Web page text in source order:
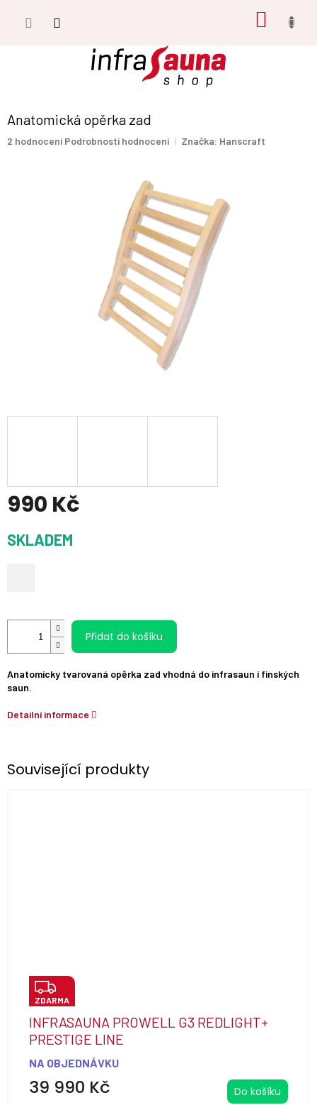
Anatomická opěrka zad
Průměrné
2 hodnocení Podrobnosti hodnocení Značka: Hanscraft
990 Kč
cena:
SKLADEM
Přidat do košíku
Anatomicky tvarovaná opěrka zad vhodná do infrasaun i finských
saun.
Detailní informace
Související produkty
Z
D
A
R
M
A
ZDARMA
INFRASAUNA PROWELL G3 REDLIGHT+
PRESTIGE LINE
Průměrné
hodnocení
NA OBJEDNÁVKU
39 990 Kč Do košíku